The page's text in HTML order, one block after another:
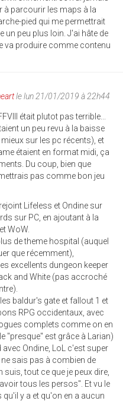
à parcourir les maps à la
pied qui me permettrait
un peu plus loin. J'ai hâte de
va produire comme contenu
le lun 21/01/2019 à 22h44
était plutot pas terrible...
un peu revu à la baisse
sur les pc récents), et
étaient en format midi, ça
Du coup, bien que
pas comme bon jeu
Lifeless et Ondine sur
sur PC, en ajoutant à la
WoW.
de theme hospital (auquel
que récemment),
excellents dungeon keeper
and White (pas accroché
baldur's gate et fallout 1 et
RPG occidentaux, avec
complets comme on en
"presque" est grâce à Larian)
Ondine, LoL c'est super
sais pas à combien de
suis, tout ce que je peux dire,
tous les persos". Et vu le
y a et qu'on en a aucun